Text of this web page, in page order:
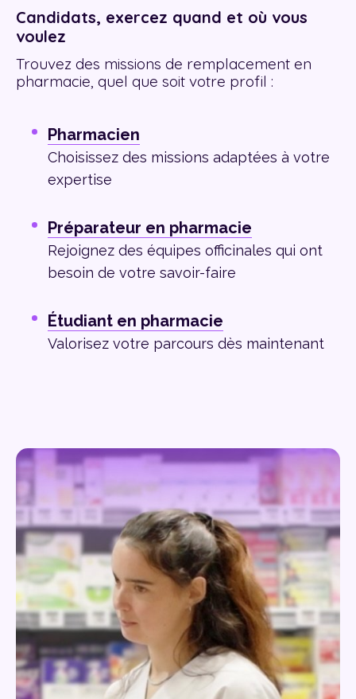
Candidats, exercez quand et où vous
voulez
Trouvez des missions de remplacement en
pharmacie, quel que soit votre profil :
Pharmacien
Choisissez des missions adaptées à votre
expertise
Préparateur en pharmacie
Rejoignez des équipes officinales qui ont
besoin de votre savoir-faire
Étudiant en pharmacie
Valorisez votre parcours dès maintenant